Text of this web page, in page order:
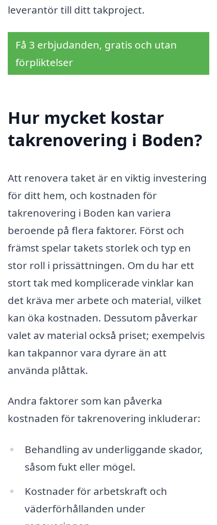
leverantör till ditt takproject.
Få 3 erbjudanden, gratis och utan
förpliktelser
Hur mycket kostar
takrenovering i Boden?
Att renovera taket är en viktig investering
för ditt hem, och kostnaden för
takrenovering i Boden kan variera
beroende på flera faktorer. Först och
främst spelar takets storlek och typ en
stor roll i prissättningen. Om du har ett
stort tak med komplicerade vinklar kan
det kräva mer arbete och material, vilket
kan öka kostnaden. Dessutom påverkar
valet av material också priset; exempelvis
kan takpannor vara dyrare än att
använda plåttak.
Andra faktorer som kan påverka
kostnaden för takrenovering inkluderar:
Behandling av underliggande skador,
såsom fukt eller mögel.
Kostnader för arbetskraft och
väderförhållanden under